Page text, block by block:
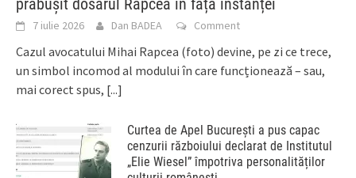
prăbușit dosarul Rapcea în fața instanței
7 iulie 2026 Dan BADEA Comment
Cazul avocatului Mihai Rapcea (foto) devine, pe zi ce trece,
un simbol incomod al modului în care funcționează – sau,
mai corect spus, [...]
Curtea de Apel București a pus capac
cenzurii războiului declarat de Institutul
„Elie Wiesel” împotriva personalităților